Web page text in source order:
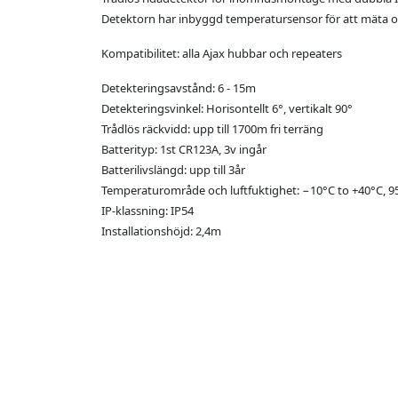
Detektorn har inbyggd temperatursensor för att mäta
Kompatibilitet: alla Ajax hubbar och repeaters
Detekteringsavstånd: 6 - 15m
Detekteringsvinkel: Horisontellt 6°, vertikalt 90°
Trådlös räckvidd: upp till 1700m fri terräng
Batterityp: 1st CR123A, 3v ingår
Batterilivslängd: upp till 3år
Temperaturområde och luftfuktighet: −10°С to +40°С,
IP-klassning: IP54
Installationshöjd: 2,4m